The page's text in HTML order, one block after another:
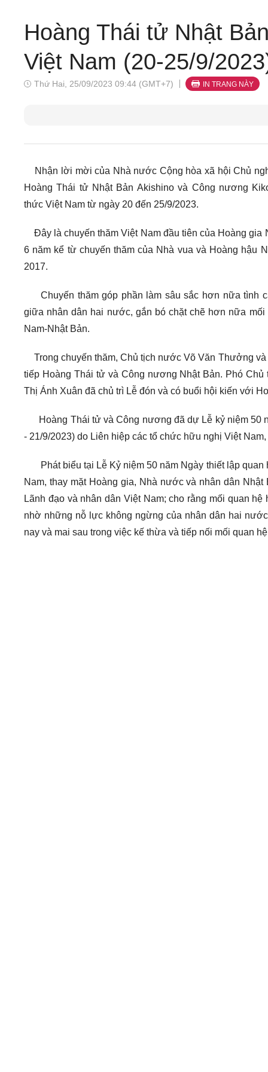
Hoàng Thái tử Nhật
Việt Nam (20-25/9/
Thứ Hai, 25/09/2023 09:44 (GMT+7) IN TRANG NÀY
Nhận lời mời của Nhà nước Cộng hòa xã hội Chủ
Hoàng Thái tử Nhật Bản Akishino và Công nương
thức Việt Nam từ ngày 20 đến 25/9/2023.
Đây là chuyến thăm Việt Nam đầu tiên của Hoàng gia
6 năm kể từ chuyến thăm của Nhà vua và Hoàng hậu
2017.
Chuyến thăm góp phần làm sâu sắc hơn nữa tình
giữa nhân dân hai nước, gắn bó chặt chẽ hơn nữa mối
Nam-Nhật Bản.
Trong chuyến thăm, Chủ tịch nước Võ Văn Thưởng và
tiếp Hoàng Thái tử và Công nương Nhật Bản. Phó
Thị Ánh Xuân đã chủ trì Lễ đón và có buổi hội kiến với
Hoàng Thái tử và Công nương đã dự Lễ kỷ niệm 50
- 21/9/2023) do Liên hiệp các tổ chức hữu nghị Việt
Phát biểu tại Lễ Kỷ niệm 50 năm Ngày thiết lập quan
Nam, thay mặt Hoàng gia, Nhà nước và nhân dân
Lãnh đạo và nhân dân Việt Nam; cho rằng mối quan
nhờ những nỗ lực không ngừng của nhân dân hai
nay và mai sau trong việc kế thừa và tiếp nối mối quan